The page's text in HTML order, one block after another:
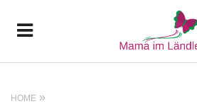
HOME